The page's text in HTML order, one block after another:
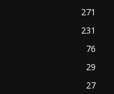
271
231
76
29
27